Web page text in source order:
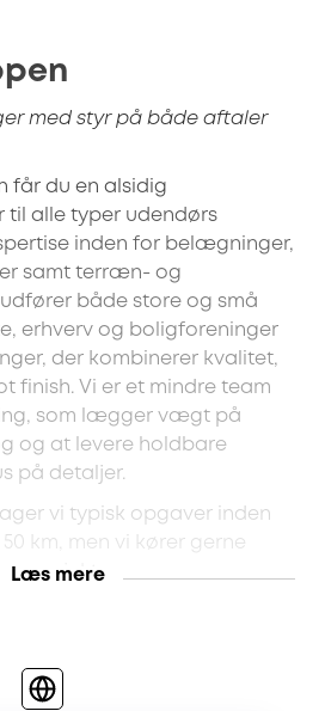
med styr på både aftaler
får du en alsidig
til alle typer udendørs
inden for belægninger,
samt terræn- og
både store og små
erhverv og boligforeninger
der kombinerer kvalitet,
finish. Vi er et mindre team
som lægger vægt på
og at levere holdbare
på detaljer.
vi typisk opgaver inden
km, men vi kører gerne
projekter.
Læs mere